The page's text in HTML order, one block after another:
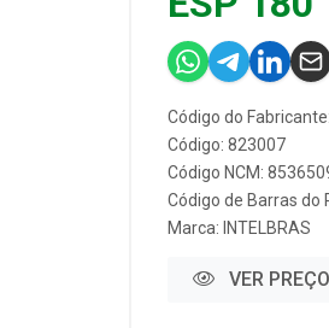
Código do
Código: 823007
Código NCM:
Código de Barras
Marca: INTELBRAS
VER PREÇO